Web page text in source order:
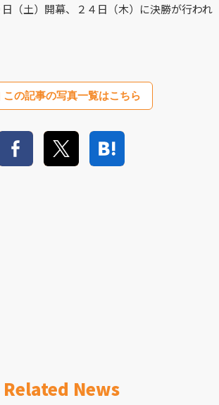
（土）開幕、２４日（木）に決勝が行われ
この記事の写真一覧はこちら
Related News